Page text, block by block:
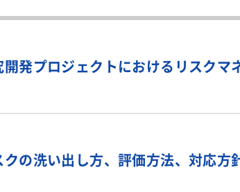
開発プロジェクトにおけるリスクマ
クの洗い出し方、評価方法、対応方